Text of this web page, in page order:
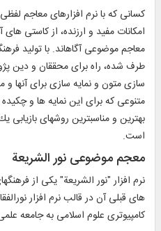
كسانى كه با نرم ‏افزارهاى معاجم
امكانات مفيد و ارزنده، از كاستى‏ هاى
معاجم موضوعى آگاه‏اند. با توليد
طرف شده، راه براى محققان و دين‏
سازى متون و نمايه‏ سازى براى آن‏ها و
متنوعى كه براى اين نمايه‏ ها و
بهترين و مناسب‏ترين روش‏هاى
است.
معجم موضوعى نور الشريعة
نرم‏ افزار "نور الشريعة" يكى از
كامپيوترى علوم اسلامى به جامعه